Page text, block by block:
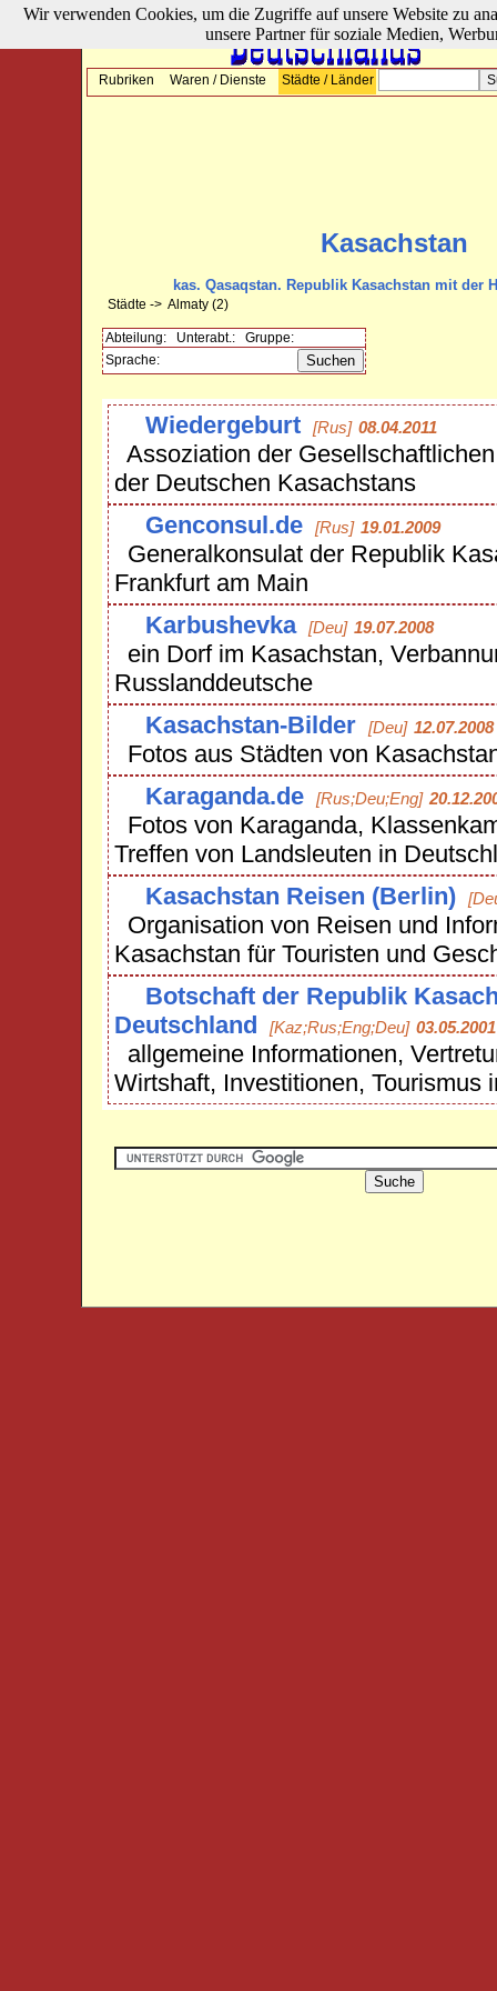
Rubriken Waren / Dienste Städte / Länder
Kasachstan
kas. Qasaqstan. Republik Kasachstan mit der
Städte -> Almaty(2)
Abteilung: Unterabt.:
Gruppe:
Sprache:
Wiedergeburt [Rus] 08.04.2011
Assoziation der
der Deutschen Kasachstans
Genconsul.de
[Rus] 19.01.2009
Generalkonsulat der Republik
Frankfurt am Main
Karbushevka
[Deu] 19.07.2008
ein Dorf im Kasachstan,
Russlanddeutsche
Kasachstan-Bilder
[Deu] 12.07.2008
Fotos aus Städten von
Karaganda.de
[Rus;Deu;Eng]
Fotos von Karaganda,
Treffen von Landsleuten in
Kasachstan Reisen (Berlin)
Organisation von Reisen und
Kasachstan für Touristen und
Botschaft der Republik
Deutschland
[Kaz;Rus;Eng;Deu] 03.05.2001
allgemeine Informationen,
Wirtshaft, Investitionen, Tourismus
Wir verwenden Cookies, um die Zugriffe auf unsere Website zu
unsere Partner für soziale Medien,